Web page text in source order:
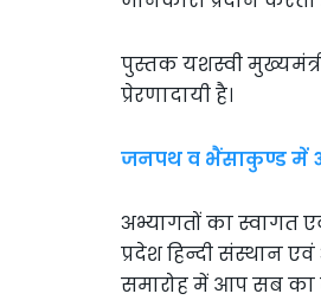
पुस्तक यशस्वी
प्रेरणादायी है।
जनपथ व भैंसाकुण्ड में
अभ्यागतों का स्वागत
प्रदेश हिन्दी संस्थान
समारोह में आप सब का